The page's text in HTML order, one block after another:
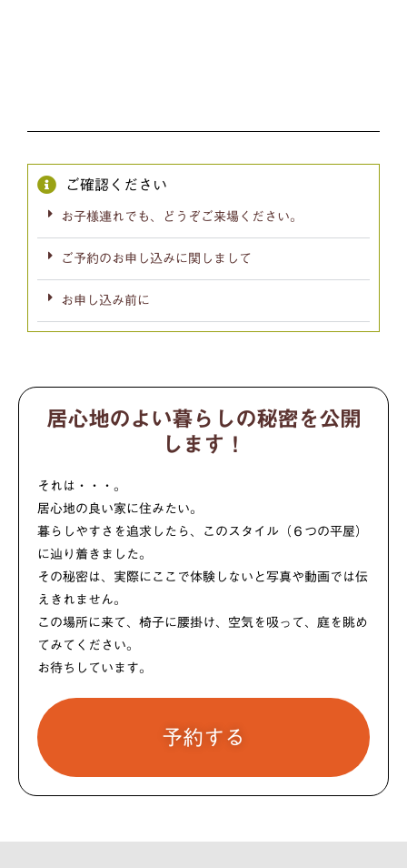
ご確認ください
お子様連れでも、どうぞご来場ください。
ご予約のお申し込みに関しまして
お申し込み前に
居心地のよい暮らしの秘密を公開
します！
それは・・・。
居心地の良い家に住みたい。
暮らしやすさを追求したら、このスタイル（６つの平屋）
に辿り着きました。
その秘密は、実際にここで体験しないと写真や動画では伝
えきれません。
この場所に来て、椅子に腰掛け、空気を吸って、庭を眺め
てみてください。
お待ちしています。
予約する